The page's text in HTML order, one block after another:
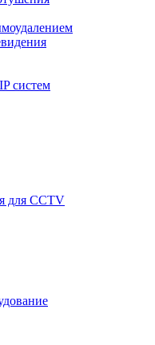
систем
для CCTV